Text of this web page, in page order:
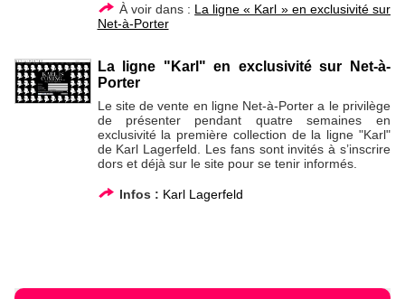
À voir dans : La ligne « Karl » en exclusivité sur
Net-à-Porter
La ligne "Karl" en exclusivité sur Net-à-
Porter
Le site de vente en ligne Net-à-Porter a le privilège
de présenter pendant quatre semaines en
exclusivité la première collection de la ligne "Karl"
de Karl Lagerfeld. Les fans sont invités à s’inscrire
dors et déjà sur le site pour se tenir informés.
Infos : Karl Lagerfeld